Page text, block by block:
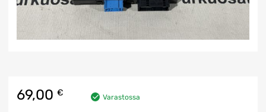
69,00 € Varastossa